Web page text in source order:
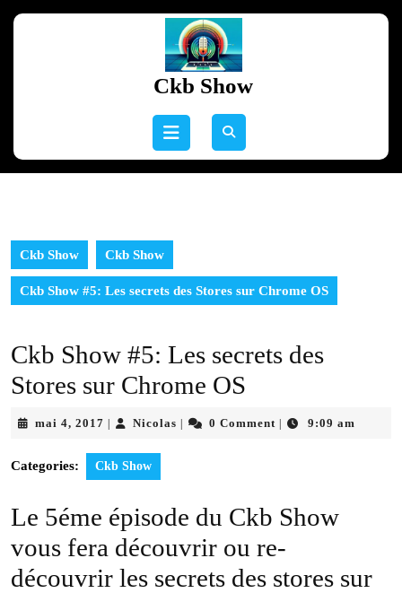
Ckb Show
Open
Ckb Show Ckb Show
Ckb Show #5: Les secrets des Stores sur Chrome OS
Ckb Show #5: Les secrets des
Stores sur Chrome OS
mai 4, 2017 mai
2017
Nicolas Nicolas0 Comment 9:09 am
Categories: Ckb Show
Le 5éme épisode du Ckb Show
vous fera découvrir ou re-
découvrir les secrets des stores sur